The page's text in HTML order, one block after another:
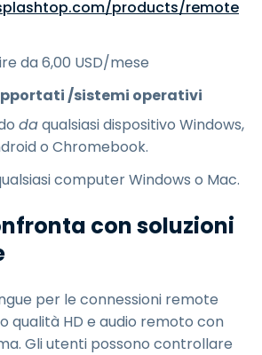
products/remote
da6,00 USD/mese
/sistemi operativi
daqualsiasi dispositivo Windows,
o Chromebook.
computer Windows o Mac.
con soluzioni
per le connessioni remote
qualità HD e audio remoto con
Gli utenti possono controllare